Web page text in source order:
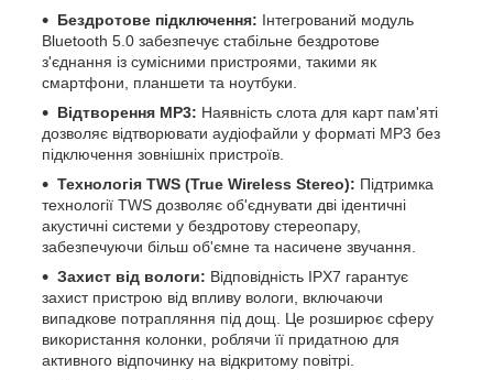
Бездротове підключення: Інтегрований модуль
Bluetooth 5.0 забезпечує стабільне бездротове
з'єднання із сумісними пристроями, такими як
смартфони, планшети та ноутбуки.
Відтворення MP3: Наявність слота для карт пам'яті
дозволяє відтворювати аудіофайли у форматі MP3 без
підключення зовнішніх пристроїв.
Технологія TWS (True Wireless Stereo): Підтримка
технології TWS дозволяє об'єднувати дві ідентичні
акустичні системи у бездротову стереопару,
забезпечуючи більш об'ємне та насичене звучання.
Захист від вологи: Відповідність IPX7 гарантує
захист пристрою від впливу вологи, включаючи
випадкове потрапляння під дощ. Це розширює сферу
використання колонки, роблячи її придатною для
активного відпочинку на відкритому повітрі.